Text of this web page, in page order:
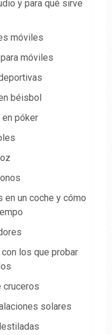
y para qué sirve
móviles
móviles
béisbol
póker
en un coche y cómo
los que probar
cruceros
solares